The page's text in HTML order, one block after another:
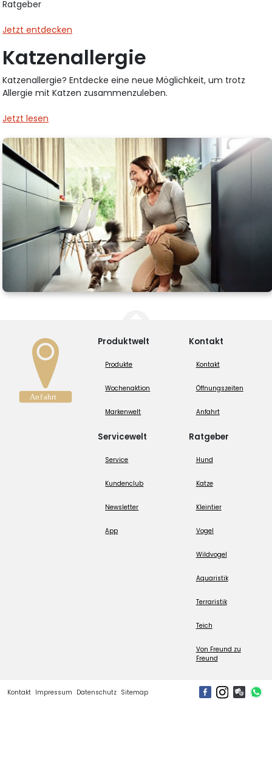
Ratgeber
Jetzt entdecken
Katzenallergie
Katzenallergie? Entdecke eine neue Möglichkeit, um trotz
Allergie mit Katzen zusammenzuleben.
Jetzt lesen
Produktwelt
Produkte
Wochenaktion
Markenwelt
Servicewelt
Service
Kundenclub
Newsletter
App
Kontakt
Kontakt
Öffnungszeiten
Anfahrt
Ratgeber
Hund
Katze
Kleintier
Vogel
Wildvogel
Aquaristik
Terraristik
Teich
Von Freund zu
Freund
Kontakt Impressum Datenschutz Sitemap